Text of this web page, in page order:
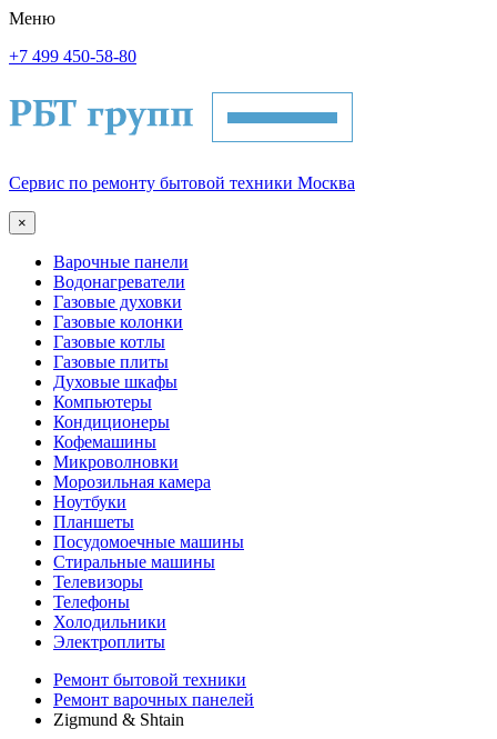
Меню
+7 499 450-58-80
Сервис по ремонту бытовой техники Москва
×
Варочные панели
Водонагреватели
Газовые духовки
Газовые колонки
Газовые котлы
Газовые плиты
Духовые шкафы
Компьютеры
Кондиционеры
Кофемашины
Микроволновки
Морозильная камера
Ноутбуки
Планшеты
Посудомоечные машины
Стиральные машины
Телевизоры
Телефоны
Холодильники
Электроплиты
Ремонт бытовой техники
Ремонт варочных панелей
Zigmund & Shtain